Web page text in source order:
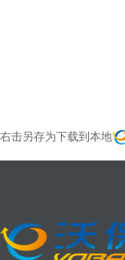
右击另存为下载到本地